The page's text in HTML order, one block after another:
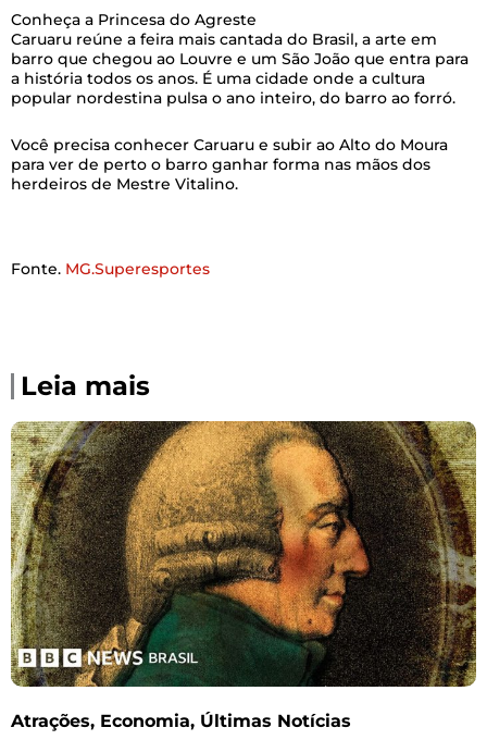
Conheça a Princesa do Agreste
Caruaru reúne a feira mais cantada do Brasil, a arte em
barro que chegou ao Louvre e um São João que entra para
a história todos os anos. É uma cidade onde a cultura
popular nordestina pulsa o ano inteiro, do barro ao forró.
Você precisa conhecer Caruaru e subir ao Alto do Moura
para ver de perto o barro ganhar forma nas mãos dos
herdeiros de Mestre Vitalino.
Fonte. MG.Superesportes
Leia mais
Atrações, Economia, Últimas Notícias